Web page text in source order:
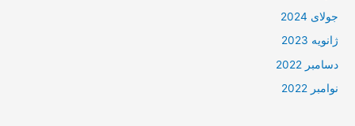
جولای 2024
ژانویه 2023
دسامبر 2022
نوامبر 2022